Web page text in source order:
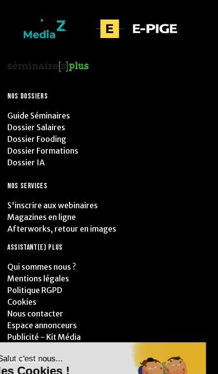
NOS DOSSIERS
Guide Séminaires
Dossier Salaires
Dossier Fooding
Dossier Formations
Dossier IA
NOS SERVICES
S'inscrire aux webinaires
Magazines en ligne
Afterworks, retour en images
ASSISTANT(E) PLUS
Qui sommes nous ?
Mentions légales
Politique RGPD
Cookies
Nous contacter
Espace annonceurs
Publicité - Kit Média
PARTENAIRES